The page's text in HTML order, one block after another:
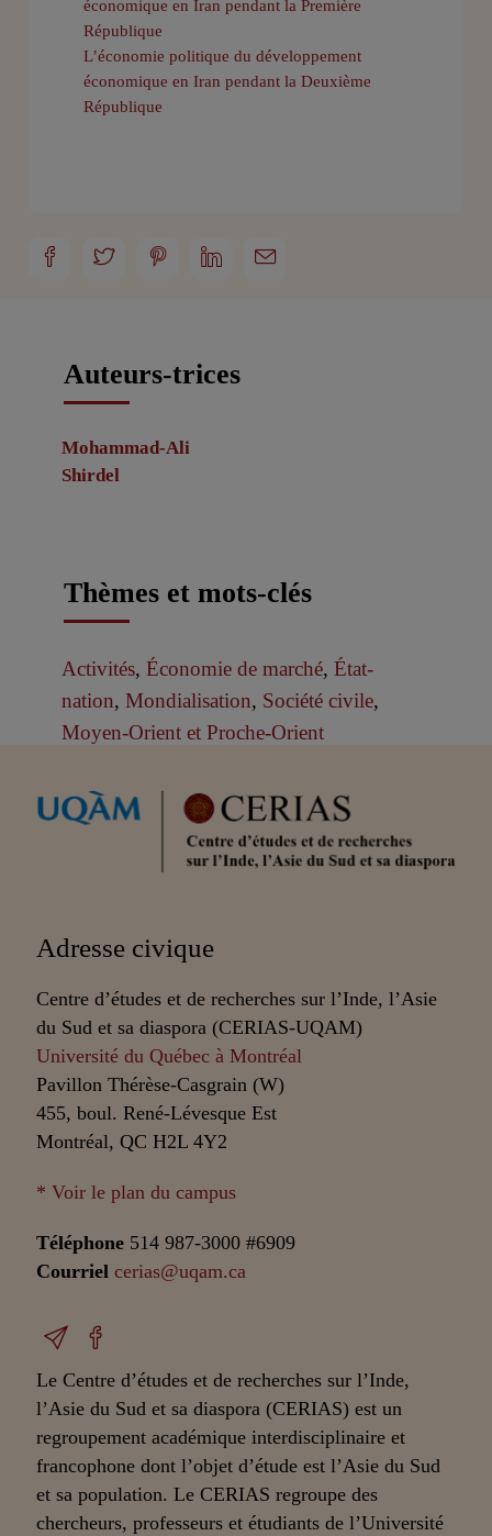
économique en Iran pendant la Première
République
L’économie politique du développement
économique en Iran pendant la Deuxième
République
Auteurs-trices
Mohammad-Ali
Shirdel
Thèmes et mots-clés
Activités, Économie de marché, État-
nation, Mondialisation, Société civile,
Moyen-Orient et Proche-Orient
Partenaires
Adresse civique
Centre d’études et de recherches sur l’Inde, l’Asie
du Sud et sa diaspora (CERIAS-UQAM)
Université du Québec à Montréal
Pavillon Thérèse-Casgrain (W)
455, boul. René-Lévesque Est
Montréal, QC H2L 4Y2
* Voir le plan du campus
Téléphone 514 987-3000 #6909
Courriel cerias@uqam.ca
Le Centre d’études et de recherches sur l’Inde,
l’Asie du Sud et sa diaspora (CERIAS) est un
regroupement académique interdisciplinaire et
francophone dont l’objet d’étude est l’Asie du Sud
et sa population. Le CERIAS regroupe des
chercheurs, professeurs et étudiants de l’Université